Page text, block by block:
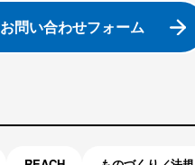
お問い合わせフォーム